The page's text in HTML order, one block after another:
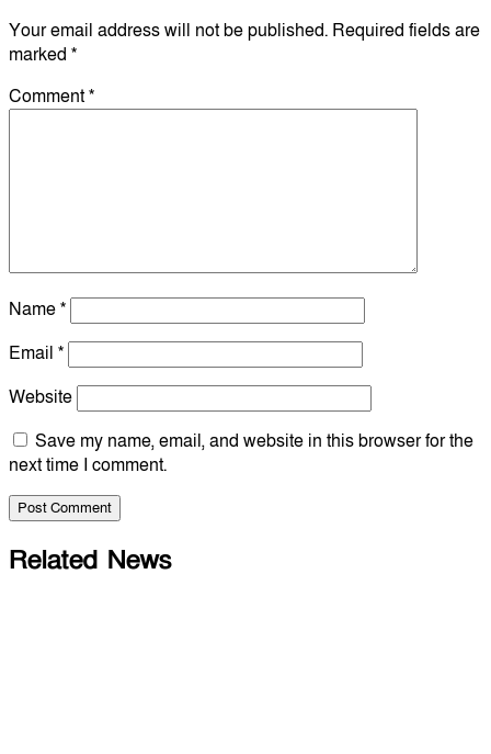
Your email address will not be published. Required fields are
marked *
Comment*
Name*
Email *
Website
Save my name, email, and website in this browser for the
next time I comment.
Related News